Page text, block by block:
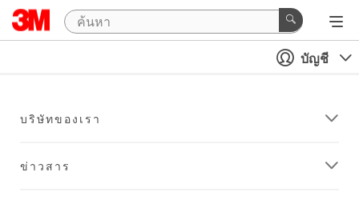
บัญชี
บริษัทของเรา
ข่าวสาร